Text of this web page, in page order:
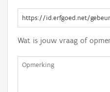
Wat is jouw vraag of